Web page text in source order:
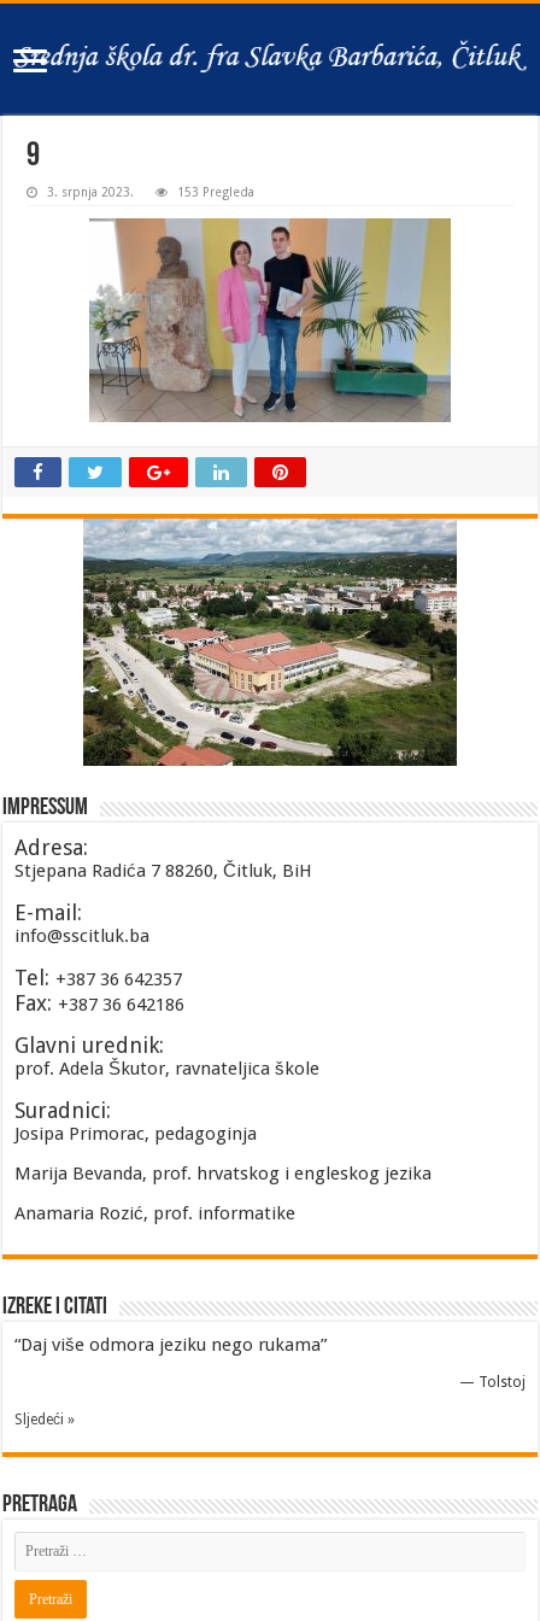
9
3. srpnja 2023. 153 Pregleda
Impressum
Adresa:
Stjepana Radića 7 88260, Čitluk, BiH
E-mail:
info@sscitluk.ba
Tel: +387 36 642357
Fax: +387 36 642186
Glavni urednik:
prof. Adela Škutor, ravnateljica škole
Suradnici:
Josipa Primorac, pedagoginja
Marija Bevanda, prof. hrvatskog i engleskog jezika
Anamaria Rozić, prof. informatike
Izreke i Citati
“Daj više odmora jeziku nego rukama”
— Tolstoj
Sljedeći »
Pretraga